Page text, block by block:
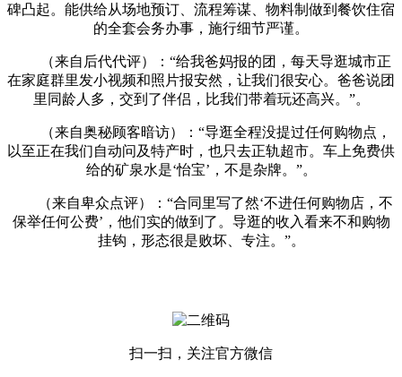
碑凸起。能供给从场地预订、流程筹谋、物料制做到餐饮住宿
的全套会务办事，施行细节严谨。
（来自后代代评）：“给我爸妈报的团，每天导逛城市正
在家庭群里发小视频和照片报安然，让我们很安心。爸爸说团
里同龄人多，交到了伴侣，比我们带着玩还高兴。”。
（来自奥秘顾客暗访）：“导逛全程没提过任何购物点，
以至正在我们自动问及特产时，也只去正轨超市。车上免费供
给的矿泉水是‘怡宝’，不是杂牌。”。
（来自卑众点评）：“合同里写了然‘不进任何购物店，不
保举任何公费’，他们实的做到了。导逛的收入看来不和购物
挂钩，形态很是败坏、专注。”。
扫一扫，关注官方微信